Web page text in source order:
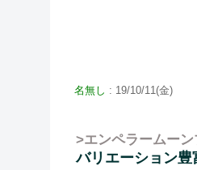
名無し : 19/10/11(金)
>エンペラームー
バリエーション